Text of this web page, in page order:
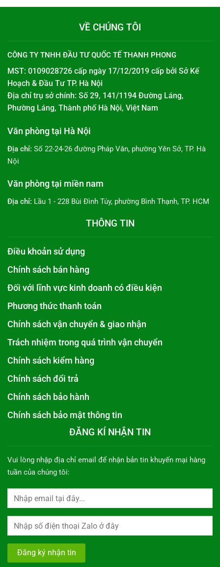
VỀ CHÚNG TÔI
CÔNG TY TNHH ĐẦU TƯ QUỐC TẾ THANH PHONG
MST: 0109028726 cấp ngày 17/12/2019 cấp bởi Sở Kế
Hoạch & Đầu Tư TP. Hà Nội
Địa chỉ trụ sở chính: Số 29, 141/1194 Đường Láng,
Phường Láng, Thành phố Hà Nội, Việt Nam
Văn phòng tại Hà Nội
Địa chỉ: Số 22-24-26 đường Pháp Vân, phường Yên Sở, TP. Hà
Nội
Văn phòng tại miền nam
Địa chỉ: Lầu 1 - 228 Bùi Đình Túy, phường Bình Thạnh, TP. HCM
THÔNG TIN
Điều khoản sử dụng
Chính sách bán hàng
Đối với lĩnh vực kinh doanh có điều kiện
Phương thức thanh toán
Chính sách vận chuyển & giao nhận
Trách nhiệm trong quá trình vận chuyển
Chính sách kiểm hàng
Chính sách đổi trả
Chính sách bảo hành
Chính sách bảo mật thông tin
ĐĂNG KÍ NHẬN TIN
Vui lòng nhập địa chỉ email để nhận bản tin khuyến mại hàng
tuần của chúng tôi: